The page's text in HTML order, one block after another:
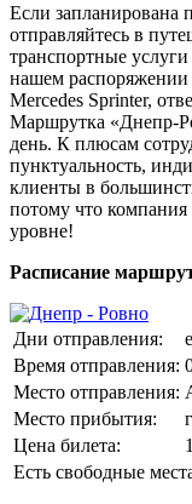
Если запланирована
отправляйтесь в
транспортные
нашем
Mercedes Sprinter,
Маршрутка «Днепр-
день. К плюсам
пунктуальность,
клиенты в
потому что компания
уровне!
Расписание
Дни отправления:
Время отправления:
Место отправления:
Место прибытия:
Цена билета:
Есть свободные